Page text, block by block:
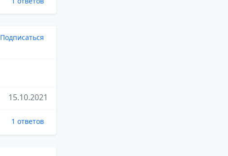
Подписаться
15.10.2021
1 ответов